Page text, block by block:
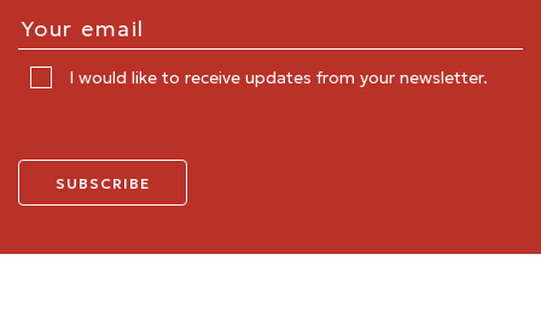
I would like to receive updates from your newsletter.